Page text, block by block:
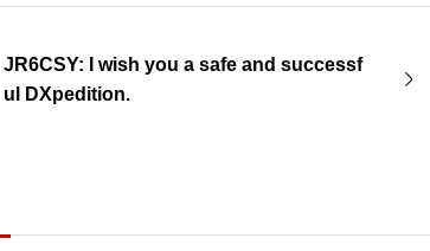
JR6CSY: I wish you a safe and successf
ul DXpedition.